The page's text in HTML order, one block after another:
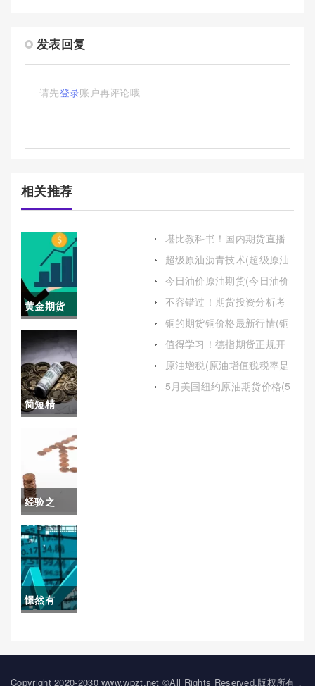
发表回复
请先登录账户再评论哦
相关推荐
黄金期货
夜盘如何
开户(黄金
期货夜盘
如何开户
简短精
是股指期
货(什么是
股指期货
合约其有
何特点)
经验之
谈！股指
期货最新
保证金
（及时调
憬然有
期货交易
手续费(优
堪比教科书！国内期货直播
南
超级原油沥青技术(超级原油
今日油价原油期货(今日油价
不容错过！期货投资分析考
间安排)
铜的期货铜价格最新行情(铜
值得学习！德指期货正规开
顺利地进入市场）
原油增税(原油增值税税率是
5月美国纽约原油期货价格(5
Copyright 2020-2030 www.wpzt.net ©All Rights Reserved.版权所有，